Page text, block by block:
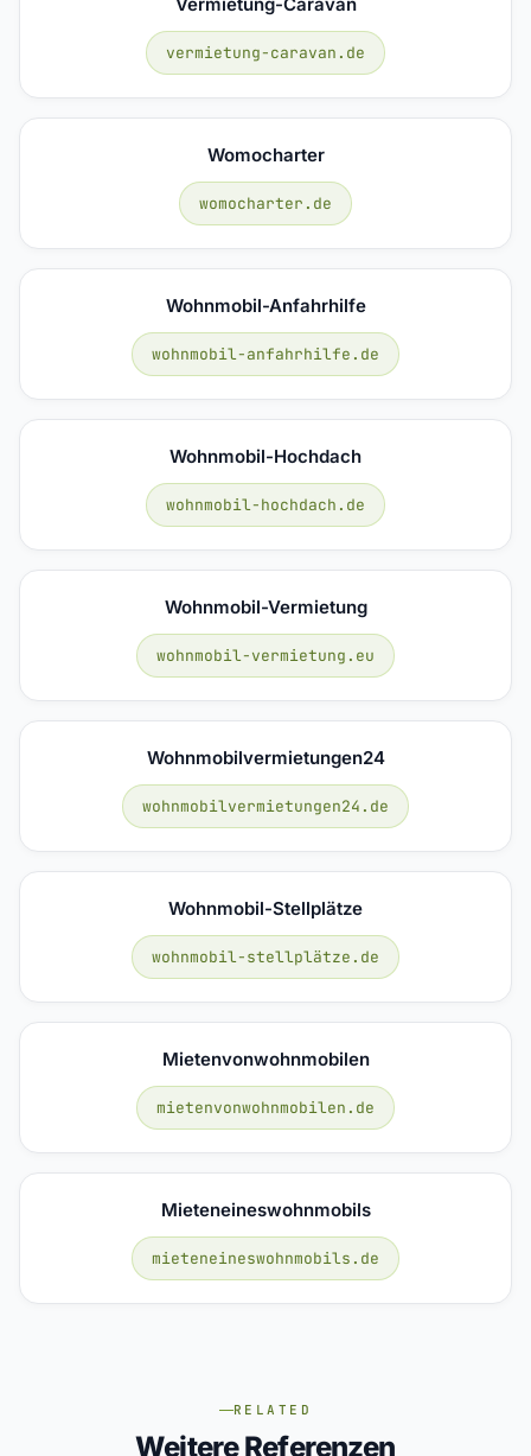
vermietung-caravan.de
Womocharter
womocharter.de
Wohnmobil-Anfahrhilfe
wohnmobil-anfahrhilfe.de
Wohnmobil-Hochdach
wohnmobil-hochdach.de
Wohnmobil-Vermietung
wohnmobil-vermietung.eu
Wohnmobilvermietungen24
wohnmobilvermietungen24.de
Wohnmobil-Stellplätze
wohnmobil-stellplätze.de
Mietenvonwohnmobilen
mietenvonwohnmobilen.de
Mieteneineswohnmobils
mieteneineswohnmobils.de
RELATED
Weitere Referenzen